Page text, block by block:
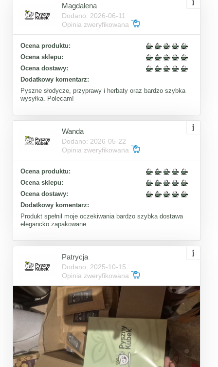
Magdalena
Dodano: 2026-06-11
Opinia zweryfikowana
Ocena produktu:
Ocena sklepu:
Ocena dostawy:
Dodatkowy komentarz:
Pyszne słodycze, przyprawy i herbaty oraz bardzo szybka
wysyłka. Polecam!
Wanda
Dodano: 2026-05-22
Opinia zweryfikowana
Ocena produktu:
Ocena sklepu:
Ocena dostawy:
Dodatkowy komentarz:
Produkt spełnił moje oczekiwania bardzo szybka dostawa
elegancko zapakowane
Patrycja
Dodano: 2025-10-15
Opinia zweryfikowana